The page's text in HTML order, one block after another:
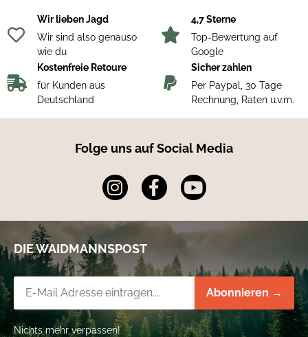
Wir lieben Jagd
Wir sind also genauso
wie du
4,7 Sterne
Top-Bewertung auf
Google
Kostenfreie Retoure
für Kunden aus
Deutschland
Sicher zahlen
Per Paypal, 30 Tage
Rechnung, Raten u.v.m.
Folge uns auf Social Media
DIE WAIDMANNSPOST
Abonnieren →
Nichts mehr verpassen!